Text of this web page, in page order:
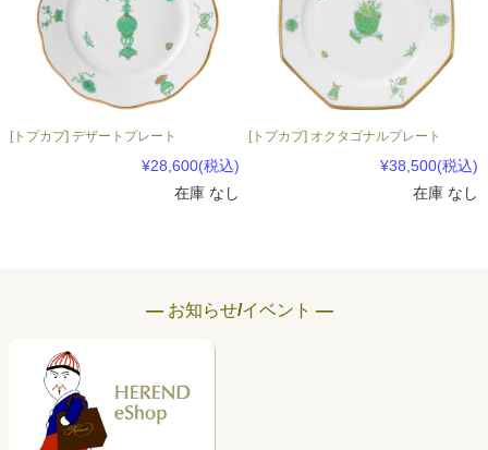
[トプカプ] デザートプレート
¥28,600(税込)
在庫 なし
[トプカプ] オクタゴナルプレート
¥38,500(税込)
在庫 なし
― お知らせ/イベント ―